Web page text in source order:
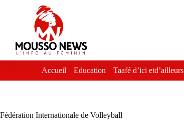
Accueil Education Taafé d’ici etd’ailleurs
Fédération Internationale de Volleyball